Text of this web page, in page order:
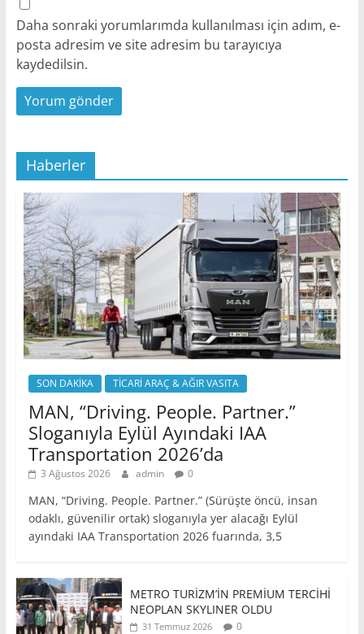
Daha sonraki yorumlarımda kullanılması için adım, e-
posta adresim ve site adresim bu tarayıcıya
kaydedilsin.
Haberler
SON DAKİKA TİCARİ ARAÇ & AĞIR VASITA
MAN, “Driving. People. Partner.”
Sloganıyla Eylül Ayındaki IAA
Transportation 2026’da
3 Ağustos 2026 admin 0
MAN, “Driving. People. Partner.” (Sürüşte öncü, insan
odaklı, güvenilir ortak) sloganıyla yer alacağı Eylül
ayındaki IAA Transportation 2026 fuarında, 3,5
METRO TURİZM’İN PREMİUM TERCİHİ
NEOPLAN SKYLINER OLDU
31 Temmuz 2026 0